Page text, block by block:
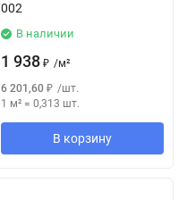
002
В наличии
1 938 ₽ /м²
6 201,60 ₽ /шт.
1 м² = 0,313 шт.
В корзину